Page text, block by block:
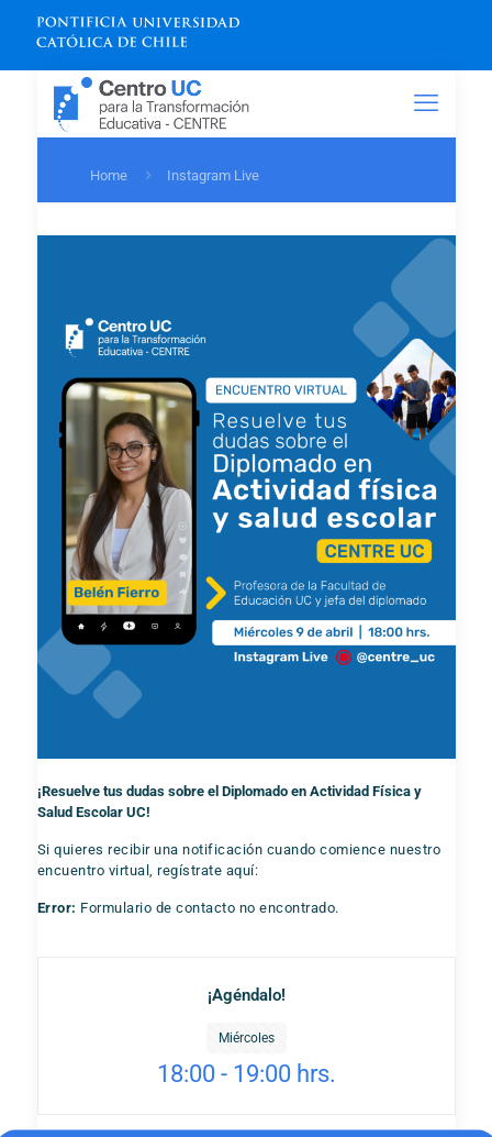
Home Instagram Live
¡Resuelve tus dudas sobre el Diplomado en Actividad Física y
Salud Escolar UC!
Si quieres recibir una notificación cuando comience nuestro
encuentro virtual, regístrate aquí:
Error: Formulario de contacto no encontrado.
¡Agéndalo!
Miércoles
18:00 - 19:00 hrs.